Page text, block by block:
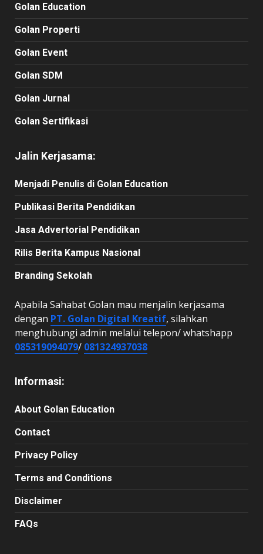
Golan Education
Golan Properti
Golan Event
Golan SDM
Golan Jurnal
Golan Sertifikasi
Jalin Kerjasama:
Menjadi Penulis di Golan Education
Publikasi Berita Pendidikan
Jasa Advertorial Pendidikan
Rilis Berita Kampus Nasional
Branding Sekolah
Apabila Sahabat Golan mau menjalin kerjasama
dengan PT. Golan Digital Kreatif, silahkan
menghubungi admin melalui telepon/ whatshapp
085319094079/ 081324937038
Informasi:
About Golan Education
Contact
Privacy Policy
Terms and Conditions
Disclaimer
FAQs